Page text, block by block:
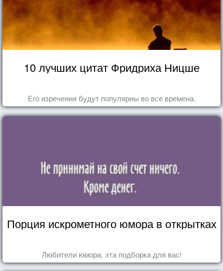
10 лучших цитат Фридриха Ницше
Его изречения будут популярны во все времена.
Порция искрометного юмора в открытках
Любители юмора, эта подборка для вас!